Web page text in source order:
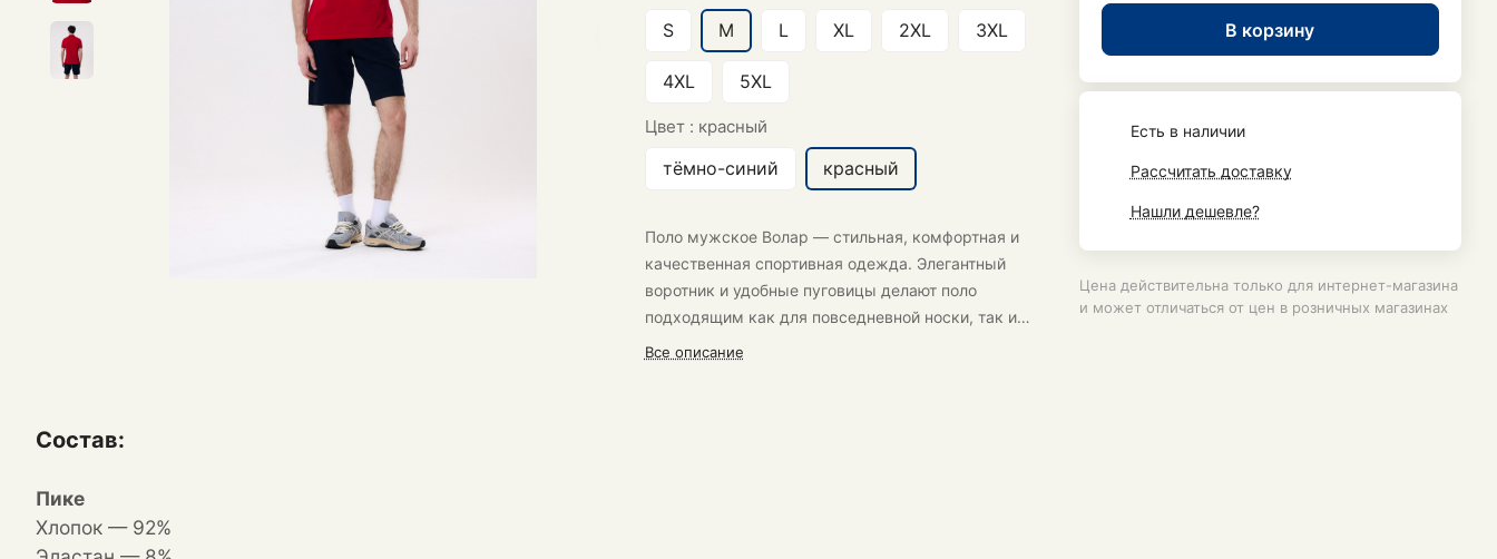
S M L XL 2XL 3XL
4XL 5XL
Цвет : красный
тёмно-синий красный
Поло мужское Волар — стильная, комфортная и
качественная спортивная одежда. Элегантный
воротник и удобные пуговицы делают поло
подходящим как для повседневной носки, так и
для спортивных мероприятий.
Все описание
В корзину
Есть в наличии
Рассчитать доставку
Нашли дешевле?
Цена действительна только для интернет-магазина
и может отличаться от цен в розничных магазинах
Состав:
Пике
Хлопок — 92%